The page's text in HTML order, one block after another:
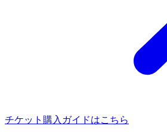
チケット購入ガイドはこちら